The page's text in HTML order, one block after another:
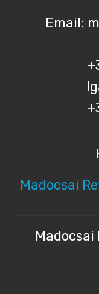
Email:
Madocsai